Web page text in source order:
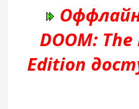
DOOM:
Edition